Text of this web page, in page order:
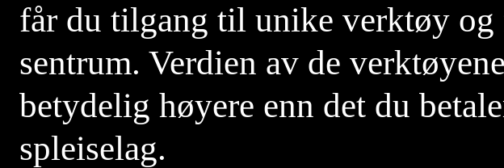
får du tilgang til unike verktøy
sentrum. Verdien av de
betydelig høyere enn det du
spleiselag.